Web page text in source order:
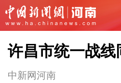
许昌市统一战线
中新网河南